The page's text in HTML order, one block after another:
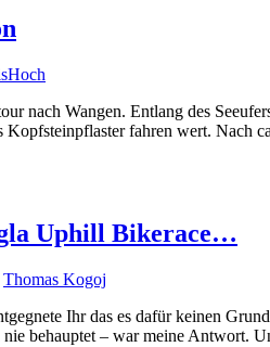
nach Wangen. Entlang des
fahren wert. Nach
Uphill Bikerace…
Thomas Kogoj
Ihr das es dafür keinen
behauptet – war meine Antwort.